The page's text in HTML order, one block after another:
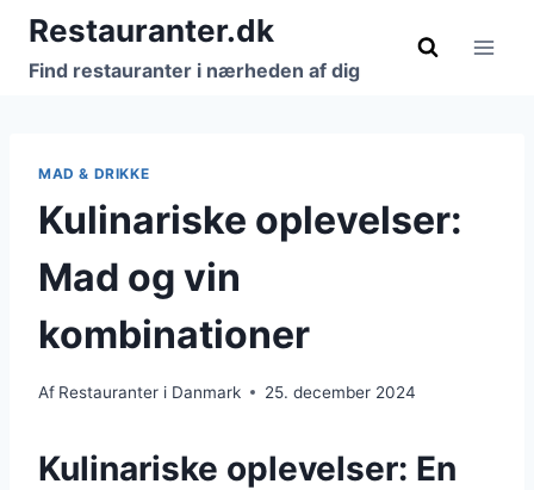
Fortsæt
indhold
Restauranter.dk
Find restauranter i nærheden af dig
MAD & DRIKKE
Kulinariske oplevelser:
Mad og vin
kombinationer
Af Restauranter i Danmark 25. december 2024
Kulinariske oplevelser: En